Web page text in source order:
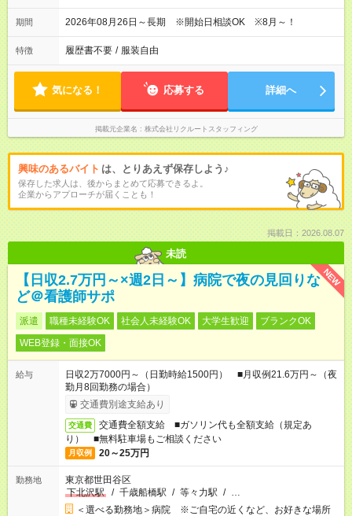
期間 2026年08月26日～長期 ※開始日相談OK ※8月～！
特徴 履歴書不要 / 服装自由
気になる！ 応募する 詳細へ
掲載元企業名 株式会社リクルートスタッフィング
興味のあるバイト は、とりあえず保存しよう♪
保存した求人は、後からまとめて応募できるよ。
企業からアプローチが届くことも！
掲載日：2026.08.07
未読
NEW
【日収2.7万円～×週2日～】病院で夜の見回りな
ど＠看護師サポ
派遣 職種未経験OK 社会人未経験OK 大学生歓迎
ブランクOK
WEB登録・面接OK
給与
日収2万7000円～（日勤時給1500円） ■月収例21.6万円～（夜
勤月8回勤務の場合）
交通費別途支給あり
交通費
交通費全額支給 ■ガソリン代も全額支給（規定あ
り） ■無料駐車場もご相談ください
月収例 20～25万円
勤務地
東京都世田谷区
下北沢駅
/ 千歳船橋駅 / 等々力駅 / …
＜選べる勤務地＞病院 ※ご自宅の近くなど、お好きな場所